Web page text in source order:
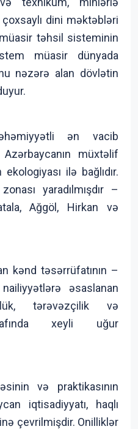
dini məktəbləri
təhsil sisteminin
müasir dünyada
nəzərə alan dövlətin
ən vacib
müxtəlif
ilə bağlıdır.
yaradılmışdır –
Ağgöl, Hirkan və
kənd təsərrüfatının –
əsaslanan
tərəvəzçilik və
xeyli uğur
və praktikasının
iqtisadiyyatı, haqlı
çevrilmişdir. Onilliklər